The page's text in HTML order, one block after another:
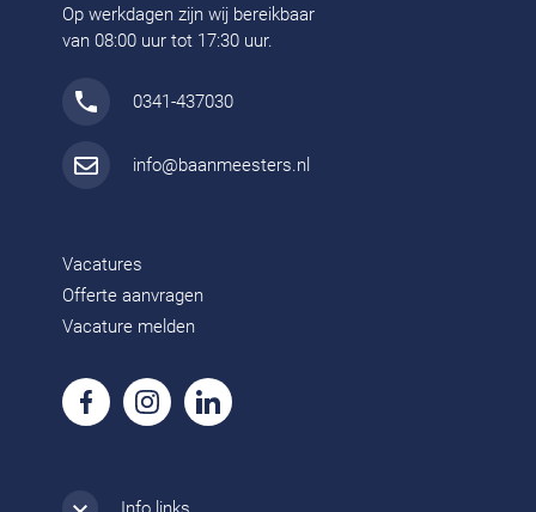
Op werkdagen zijn wij bereikbaar
van 08:00 uur tot 17:30 uur.
0341-437030
info@baanmeesters.nl
Vacatures
Offerte aanvragen
Vacature melden